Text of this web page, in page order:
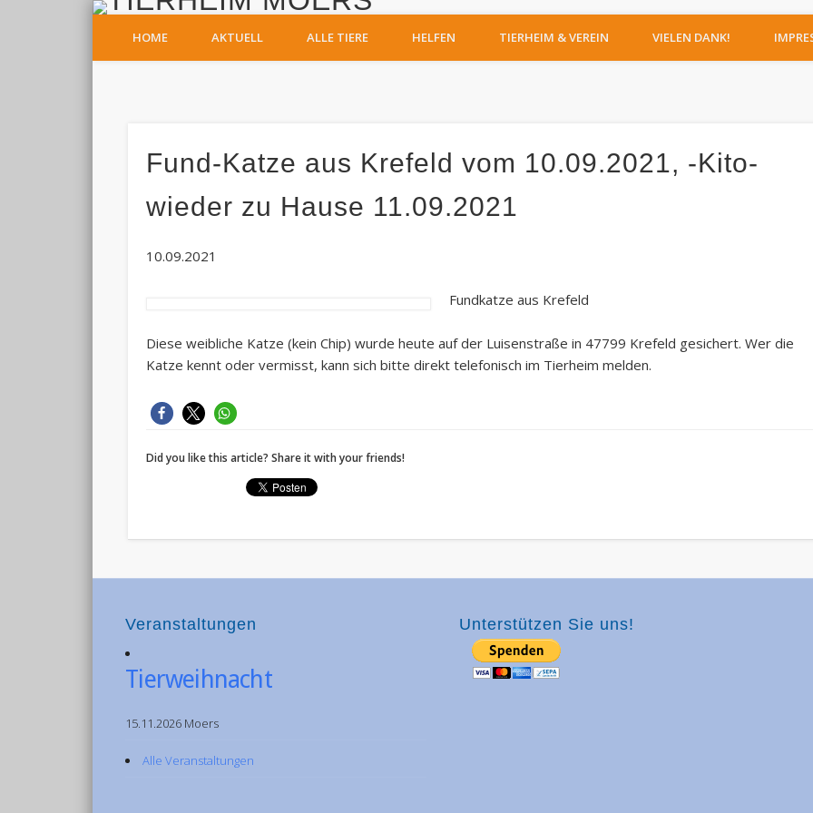
HOME AKTUELL ALLE TIERE HELFEN TIERHEIM & VEREIN VIELEN DANK!
Fund-Katze aus Krefeld vom 10.09.2021, -Kito-
wieder zu Hause 11.09.2021
10.09.2021
Fundkatze aus Krefeld
Diese weibliche Katze (kein Chip) wurde heute auf der Luisenstraße in 47799 Krefeld gesichert. Wer die
Katze kennt oder vermisst, kann sich bitte direkt telefonisch im Tierheim melden.
Did you like this article? Share it with your friends!
Veranstaltungen
Tierweihnacht
15.11.2026 Moers
Alle Veranstaltungen
Unterstützen Sie uns!